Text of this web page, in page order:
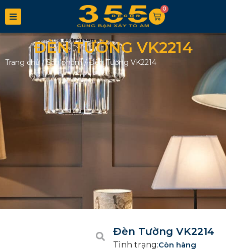
0
ĐÈN TƯỜNG VK2214
Trang chủ/Sản phẩm/Đèn Tường VK2214
Đèn Tường VK2214
Tình trạng:Còn hàng